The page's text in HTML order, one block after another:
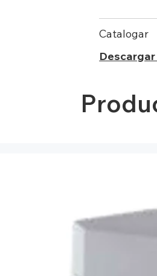
Catalogar